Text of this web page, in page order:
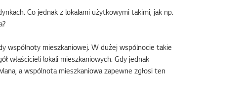
Co jednak z lokalami użytkowymi takimi, jak np.
wspólnoty mieszkaniowej. W dużej wspólnocie takie
właścicieli lokali mieszkaniowych. Gdy jednak
a wspólnota mieszkaniowa zapewne zgłosi ten